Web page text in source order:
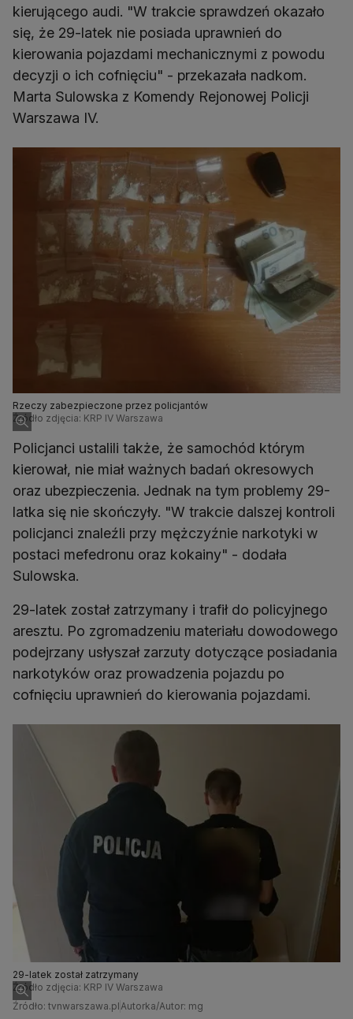
kierującego audi. "W trakcie sprawdzeń okazało
się, że 29-latek nie posiada uprawnień do
kierowania pojazdami mechanicznymi z powodu
decyzji o ich cofnięciu" - przekazała nadkom.
Marta Sulowska z Komendy Rejonowej Policji
Warszawa IV.
Rzeczy zabezpieczone przez policjantów
Źródło zdjęcia: KRP IV Warszawa
Policjanci ustalili także, że samochód którym
kierował, nie miał ważnych badań okresowych
oraz ubezpieczenia. Jednak na tym problemy 29-
latka się nie skończyły. "W trakcie dalszej kontroli
policjanci znaleźli przy mężczyźnie narkotyki w
postaci mefedronu oraz kokainy" - dodała
Sulowska.
29-latek został zatrzymany i trafił do policyjnego
aresztu. Po zgromadzeniu materiału dowodowego
podejrzany usłyszał zarzuty dotyczące posiadania
narkotyków oraz prowadzenia pojazdu po
cofnięciu uprawnień do kierowania pojazdami.
29-latek został zatrzymany
Źródło zdjęcia: KRP IV Warszawa
Źródło: tvnwarszawa.pl Autorka/Autor: mg